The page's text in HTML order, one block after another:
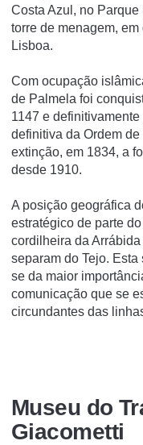
Costa Azul, no
torre de menagem,
Lisboa.
Com ocupação
de Palmela foi
1147 e
definitiva da Ordem
extinção, em 1834, a
desde 1910.
A posição geográfica
estratégico de parte
cordilheira da
separam do Tejo.
se da maior
comunicação que se
circundantes das
Museu do
Giacometti